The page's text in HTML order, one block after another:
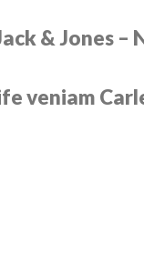
& Jones –
veniam